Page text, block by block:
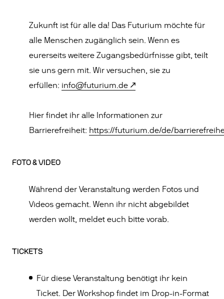
Zukunft ist für alle da! Das Futurium möchte für
alle Menschen zugänglich sein. Wenn es
eurerseits weitere Zugangsbedürfnisse gibt, teilt
sie uns gern mit. Wir versuchen, sie zu
erfüllen: info@futurium.de
Hier findet ihr alle Informationen zur
Barrierefreiheit: https://futurium.de/de/
FOTO & VIDEO
Während der Veranstaltung werden Fotos und
Videos gemacht. Wenn ihr nicht abgebildet
werden wollt, meldet euch bitte vorab.
TICKETS
Für diese Veranstaltung benötigt ihr kein
Ticket. Der Workshop findet im Drop-in-Format